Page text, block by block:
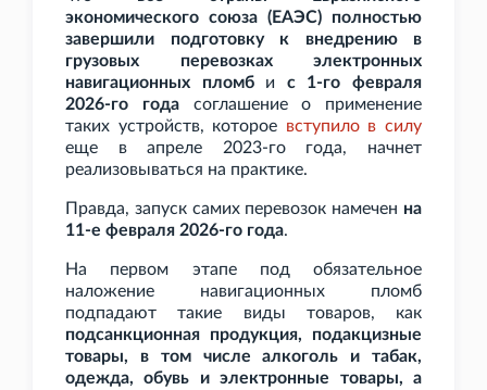
экономического союза (ЕАЭС) полностью
завершили подготовку к внедрению в
грузовых перевозках электронных
навигационных пломби с 1-го февраля
2026-го годасоглашение о применение
таких устройств, которое вступило в силу
еще в апреле 2023-го года, начнет
реализовываться на практике.
Правда, запуск самих перевозок намечен на
11-е февраля 2026-го года.
На первом этапе под обязательное
наложение навигационных пломб
подпадают такие виды товаров, как
подсанкционная продукция, подакцизные
товары, в том числе алкоголь и табак,
одежда, обувь и электронные товары, а